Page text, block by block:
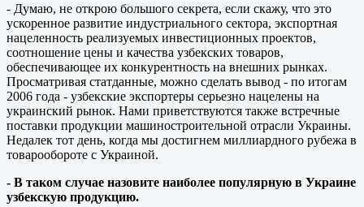
- Думаю, не открою большого секрета, если скажу, что это
ускоренное развитие индустриального сектора, экспортная
нацеленность реализуемых инвестиционных проектов,
соотношение цены и качества узбекских товаров,
обеспечивающее их конкурентность на внешних рынках.
Просматривая статданные, можно сделать вывод - по итогам
2006 года - узбекские экспортеры серьезно нацелены на
украинский рынок. Нами приветствуются также встречные
поставки продукции машиностроительной отрасли Украины.
Недалек тот день, когда мы достигнем миллиардного рубежа в
товарообороте с Украиной.
- В таком случае назовите наиболее популярную в Украине
узбекскую продукцию.